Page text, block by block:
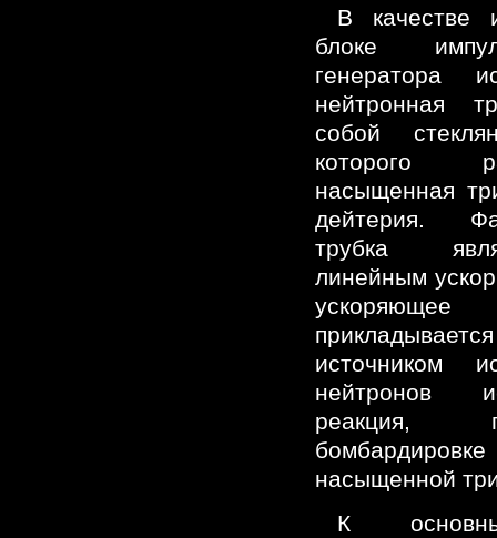
В качестве
блоке
генератора
нейтронная
собой
которого
насыщенная
дейтерия.
трубка
линейным
источником
нейтронов
реакция,
насыщенной
К